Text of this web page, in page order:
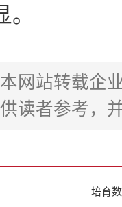
网站转载企
读者参考，
培育